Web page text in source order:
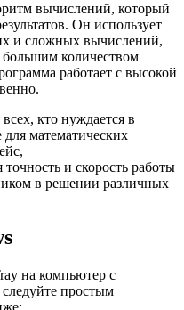
вычислений, который
Он использует
и сложных вычислений,
количеством
работает с высокой
кто нуждается в
математических
и скорость работы
в решении различных
на компьютер с
простым